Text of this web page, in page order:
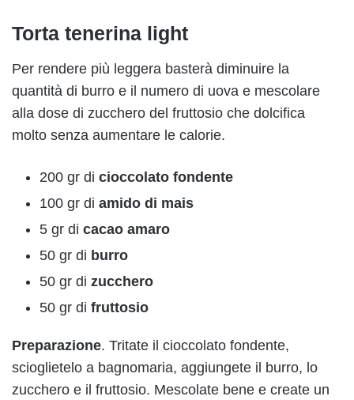
Torta tenerina light
Per rendere più leggera basterà diminuire la
quantità di burro e il numero di uova e mescolare
alla dose di zucchero del fruttosio che dolcifica
molto senza aumentare le calorie.
200 gr di cioccolato fondente
100 gr di amido di mais
5 gr di cacao amaro
50 gr di burro
50 gr di zucchero
50 gr di fruttosio
Preparazione. Tritate il cioccolato fondente,
scioglietelo a bagnomaria, aggiungete il burro, lo
zucchero e il fruttosio. Mescolate bene e create un